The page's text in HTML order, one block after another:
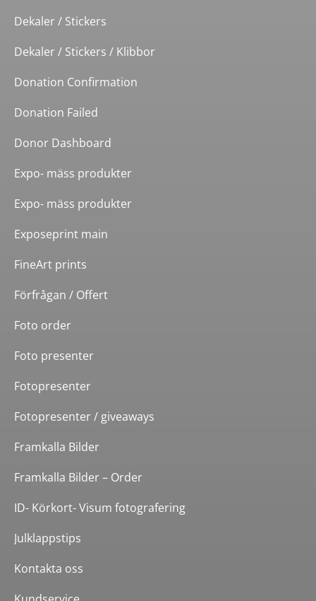
Dekaler / Stickers
Dekaler / Stickers / Klibbor
Donation Confirmation
Donation Failed
Donor Dashboard
Expo- mäss produkter
Expo- mäss produkter
Exposeprint main
FineArt prints
Förfrågan / Offert
Foto order
Foto presenter
Fotopresenter
Fotopresenter / giveaways
Framkalla Bilder
Framkalla Bilder – Order
ID- Körkort- Visum fotografering
Julklappstips
Kontakta oss